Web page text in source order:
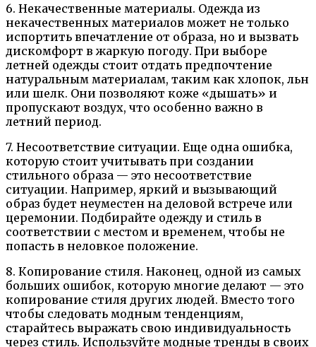
6. Некачественные материалы. Одежда из
некачественных материалов может не только
испортить впечатление от образа, но и вызвать
дискомфорт в жаркую погоду. При выборе
летней одежды стоит отдать предпочтение
натуральным материалам, таким как хлопок, льн
или шелк. Они позволяют коже «дышать» и
пропускают воздух, что особенно важно в
летний период.
7. Несоответствие ситуации. Еще одна ошибка,
которую стоит учитывать при создании
стильного образа — это несоответствие
ситуации. Например, яркий и вызывающий
образ будет неуместен на деловой встрече или
церемонии. Подбирайте одежду и стиль в
соответствии с местом и временем, чтобы не
попасть в неловкое положение.
8. Копирование стиля. Наконец, одной из самых
больших ошибок, которую многие делают — это
копирование стиля других людей. Вместо того
чтобы следовать модным тенденциям,
старайтесь выражать свою индивидуальность
через стиль. Используйте модные тренды в своих